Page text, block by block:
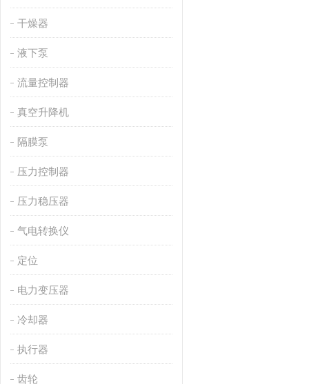
干燥器
液下泵
流量控制器
真空升降机
隔膜泵
压力控制器
压力稳压器
气电转换仪
定位
电力变压器
冷却器
执行器
齿轮